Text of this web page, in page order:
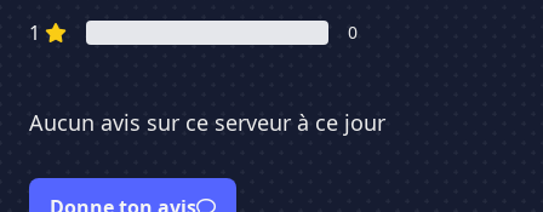
1 0
Aucun avis sur ce serveur à ce jour